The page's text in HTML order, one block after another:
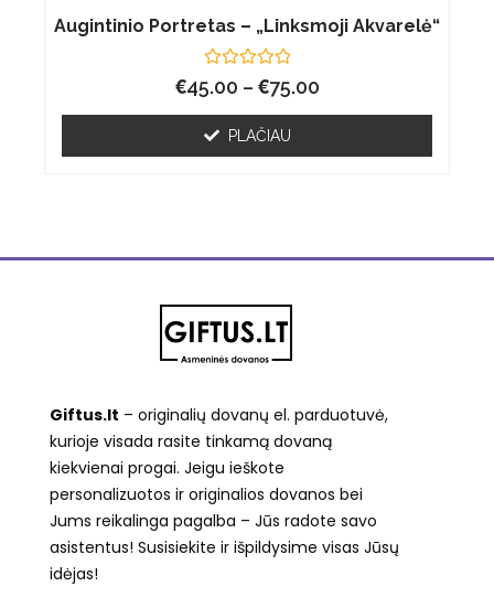
Augintinio Portretas – „Linksmoji Akvarelė“
Įvertinimas:
0
€45.00 – €75.00
PLAČIAU
Giftus.lt – originalių dovanų el. parduotuvė,
kurioje visada rasite tinkamą dovaną
kiekvienai progai. Jeigu ieškote
personalizuotos ir originalios dovanos bei
Jums reikalinga pagalba – Jūs radote savo
asistentus! Susisiekite ir išpildysime visas Jūsų
idėjas!